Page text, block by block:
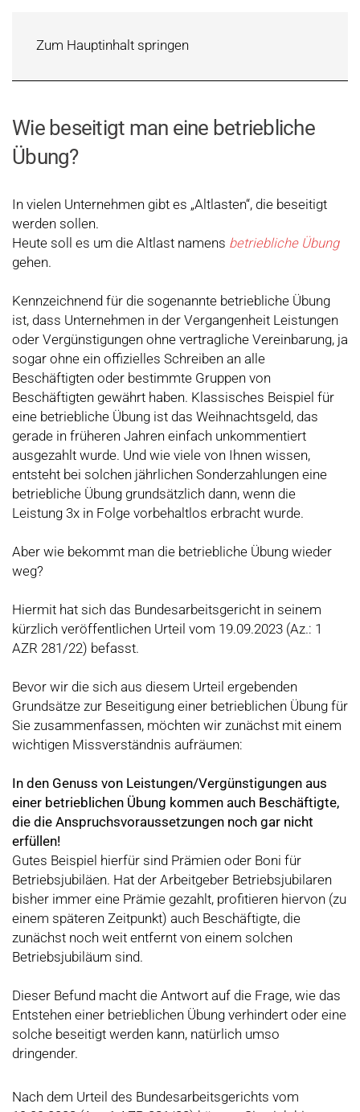
Zum Hauptinhalt springen
Wie beseitigt man eine betriebliche
Übung?
In vielen Unternehmen gibt es „Altlasten“, die beseitigt
werden sollen.
Heute soll es um die Altlast namens betriebliche Übung
gehen.
Kennzeichnend für die sogenannte betriebliche Übung
ist, dass Unternehmen in der Vergangenheit Leistungen
oder Vergünstigungen ohne vertragliche Vereinbarung, ja
sogar ohne ein offizielles Schreiben an alle
Beschäftigten oder bestimmte Gruppen von
Beschäftigten gewährt haben. Klassisches Beispiel für
eine betriebliche Übung ist das Weihnachtsgeld, das
gerade in früheren Jahren einfach unkommentiert
ausgezahlt wurde. Und wie viele von Ihnen wissen,
entsteht bei solchen jährlichen Sonderzahlungen eine
betriebliche Übung grundsätzlich dann, wenn die
Leistung 3x in Folge vorbehaltlos erbracht wurde.
Aber wie bekommt man die betriebliche Übung wieder
weg?
Hiermit hat sich das Bundesarbeitsgericht in seinem
kürzlich veröffentlichen Urteil vom 19.09.2023 (Az.: 1
AZR 281/22) befasst.
Bevor wir die sich aus diesem Urteil ergebenden
Grundsätze zur Beseitigung einer betrieblichen Übung für
Sie zusammenfassen, möchten wir zunächst mit einem
wichtigen Missverständnis aufräumen:
In den Genuss von Leistungen/Vergünstigungen aus
einer betrieblichen Übung kommen auch Beschäftigte,
die die Anspruchsvoraussetzungen noch gar nicht
erfüllen!
Gutes Beispiel hierfür sind Prämien oder Boni für
Betriebsjubiläen. Hat der Arbeitgeber Betriebsjubilaren
bisher immer eine Prämie gezahlt, profitieren hiervon (zu
einem späteren Zeitpunkt) auch Beschäftigte, die
zunächst noch weit entfernt von einem solchen
Betriebsjubiläum sind.
Dieser Befund macht die Antwort auf die Frage, wie das
Entstehen einer betrieblichen Übung verhindert oder eine
solche beseitigt werden kann, natürlich umso
dringender.
Nach dem Urteil des Bundesarbeitsgerichts vom